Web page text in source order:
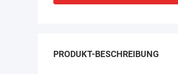
PRODUKT-BESCHREIBUNG